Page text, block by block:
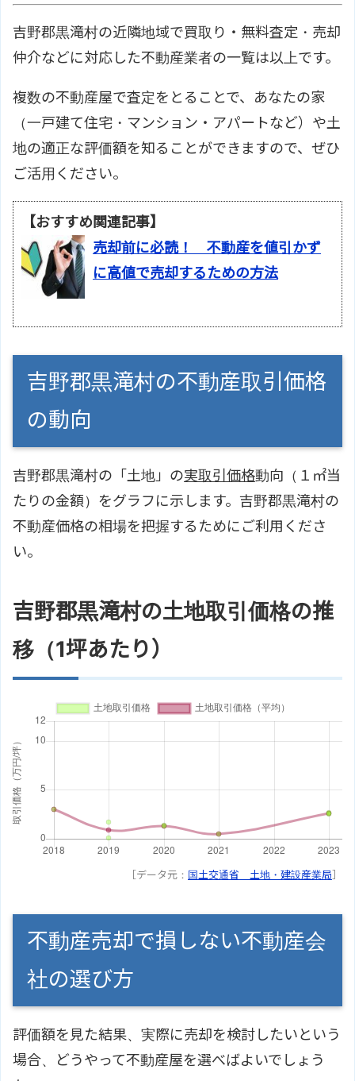
吉野郡黒滝村の近隣地域で買取り・無料査定・売却
仲介などに対応した不動産業者の一覧は以上です。
複数の不動産屋で査定をとることで、あなたの家
（一戸建て住宅・マンション・アパートなど）や土
地の適正な評価額を知ることができますので、ぜひ
ご活用ください。
【おすすめ関連記事】
売却前に必読！ 不動産を値引かず
に高値で売却するための方法
吉野郡黒滝村の不動産取引価格
の動向
吉野郡黒滝村の「土地」の実取引価格動向（１㎡当
たりの金額）をグラフに示します。吉野郡黒滝村の
不動産価格の相場を把握するためにご利用くださ
い。
吉野郡黒滝村の土地取引価格の推
移（1坪あたり）
［データ元： 国土交通省 土地・建設産業局］
不動産売却で損しない不動産会
社の選び方
評価額を見た結果、実際に売却を検討したいという
場合、どうやって不動産屋を選べばよいでしょう